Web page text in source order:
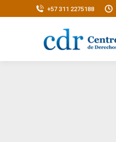
+57 311 2275188